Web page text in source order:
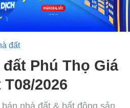
đất
2026
nhà đất & bất động sản